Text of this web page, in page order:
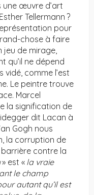
une œuvre d’art
Tellermann ?
pour
chose à faire
jeu de mirage,
qu’il ne dépend
vidé, comme l’est
Le peintre trouve
Marcel
la signification de
dit Lacan à
Gogh nous
la corruption de
contre la
» est « la vraie
le champ
autant qu’il est